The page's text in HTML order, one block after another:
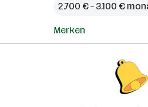
2.700 € – 3.100 €
Merken